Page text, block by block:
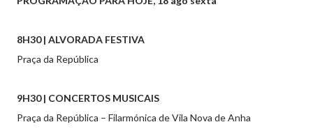
8H30 | ALVORADA FESTIVA
Praça da República
9H30 | CONCERTOS MUSICAIS
Praça da República – Filarmónica de Vila Nova de Anha